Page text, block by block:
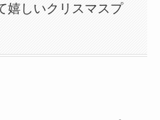
嬉しいクリスマスプ